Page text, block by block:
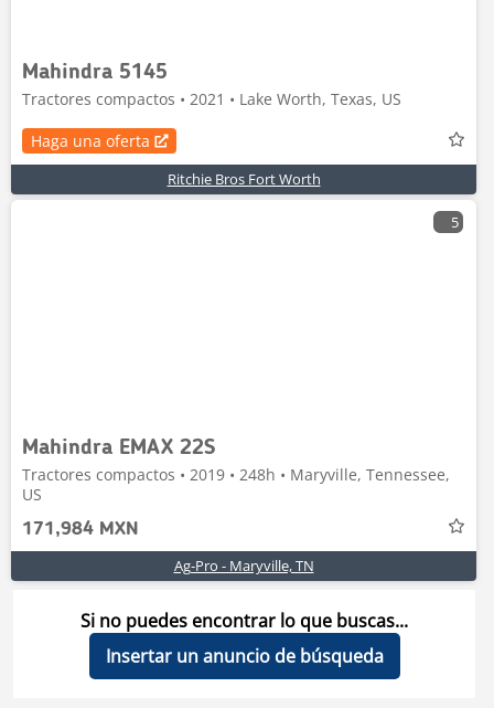
Mahindra 5145
Tractores compactos • 2021 • Lake Worth, Texas, US
Haga una oferta
Ritchie Bros Fort Worth
5
Mahindra EMAX 22S
Tractores compactos • 2019 • 248h • Maryville, Tennessee,
US
171,984 MXN
Ag-Pro - Maryville, TN
Si no puedes encontrar lo que buscas...
Insertar un anuncio de búsqueda